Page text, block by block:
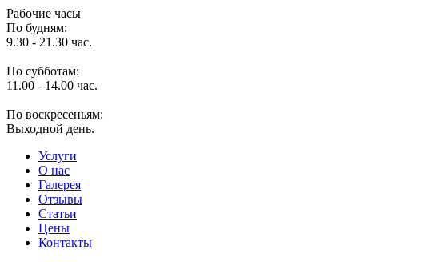
Рабочие часы
По будням:
9.30 - 21.30 час.
По субботам:
11.00 - 14.00 час.
По воскресеньям:
Выходной день.
Услуги
O нас
Галерея
Отзывы
Статьи
Цены
Контакты